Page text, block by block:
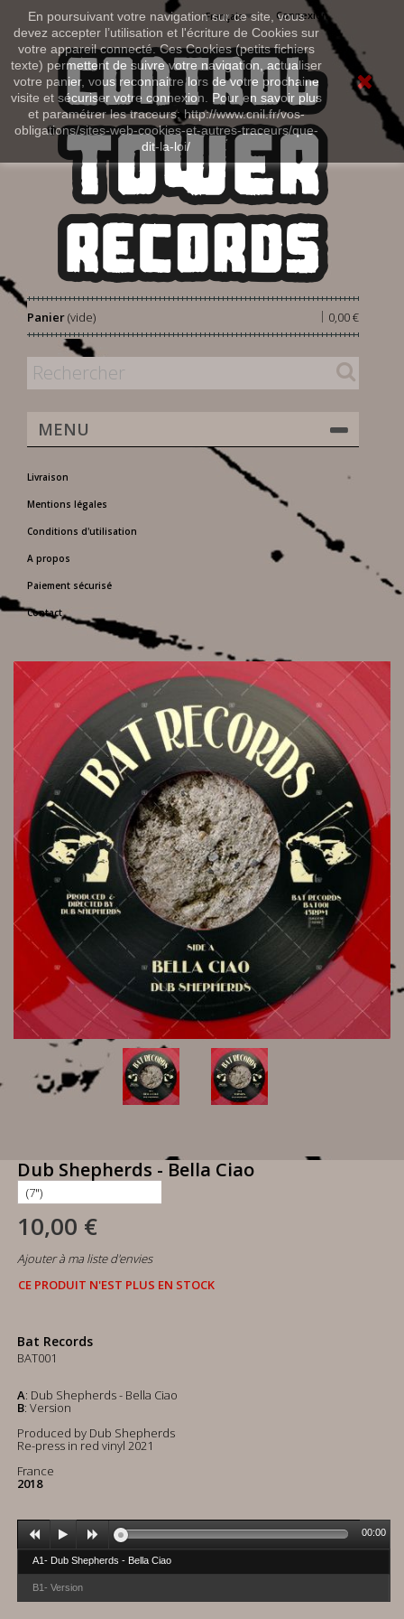
En poursuivant votre navigation sur ce site, vous
devez accepter l’utilisation et l'écriture de Cookies sur
votre appareil connecté. Ces Cookies (petits fichiers
texte) permettent de suivre votre navigation, actualiser
votre panier, vous reconnaitre lors de votre prochaine
visite et sécuriser votre connexion. Pour en savoir plus
et paramétrer les traceurs: http://www.cnil.fr/vos-
obligations/sites-web-cookies-et-autres-traceurs/que-
dit-la-loi/
Connexion
Français
Panier 0,00 €
|
(vide)
MENU
Livraison
Mentions légales
Conditions d'utilisation
A propos
Paiement sécurisé
Contact
Dub Shepherds - Bella Ciao
10,00 €
Ajouter à ma liste d'envies
CE PRODUIT N'EST PLUS EN STOCK
Bat Records
BAT001
A: Dub Shepherds - Bella Ciao
B: Version
Produced by Dub Shepherds
Re-press in red vinyl 2021
France
2018
A1- Dub Shepherds - Bella Ciao
B1- Version
00:00